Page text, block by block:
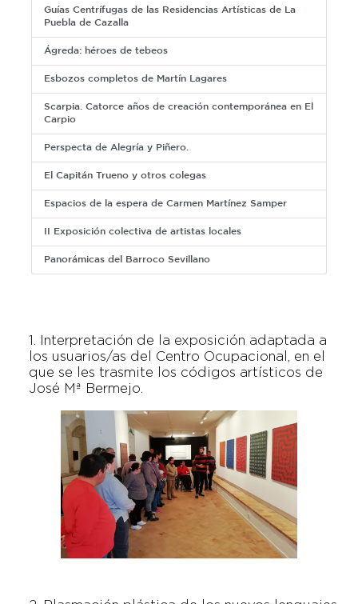
Guías Centrífugas de las Residencias Artísticas de La
Puebla de Cazalla
Ágreda: héroes de tebeos
Esbozos completos de Martín Lagares
Scarpia. Catorce años de creación contemporánea en El
Carpio
Perspecta de Alegría y Piñero.
El Capitán Trueno y otros colegas
Espacios de la espera de Carmen Martínez Samper
II Exposición colectiva de artistas locales
Panorámicas del Barroco Sevillano
1. Interpretación de la exposición adaptada a
los usuarios/as del Centro Ocupacional, en el
que se les trasmite los códigos artísticos de
José Mª Bermejo.